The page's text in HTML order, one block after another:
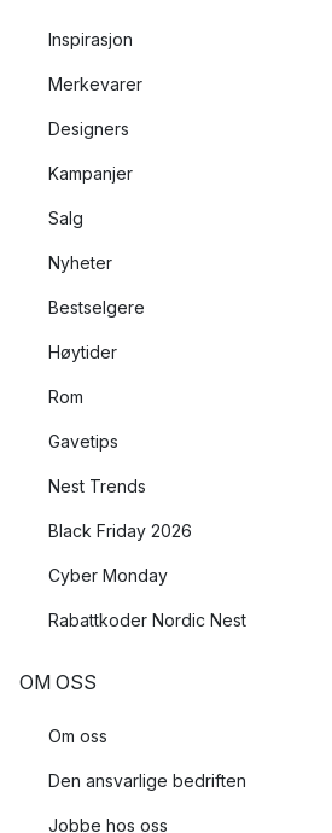
Inspirasjon
Merkevarer
Designers
Kampanjer
Salg
Nyheter
Bestselgere
Høytider
Rom
Gavetips
Nest Trends
Black Friday 2026
Cyber Monday
Rabattkoder Nordic Nest
OM OSS
Om oss
Den ansvarlige bedriften
Jobbe hos oss